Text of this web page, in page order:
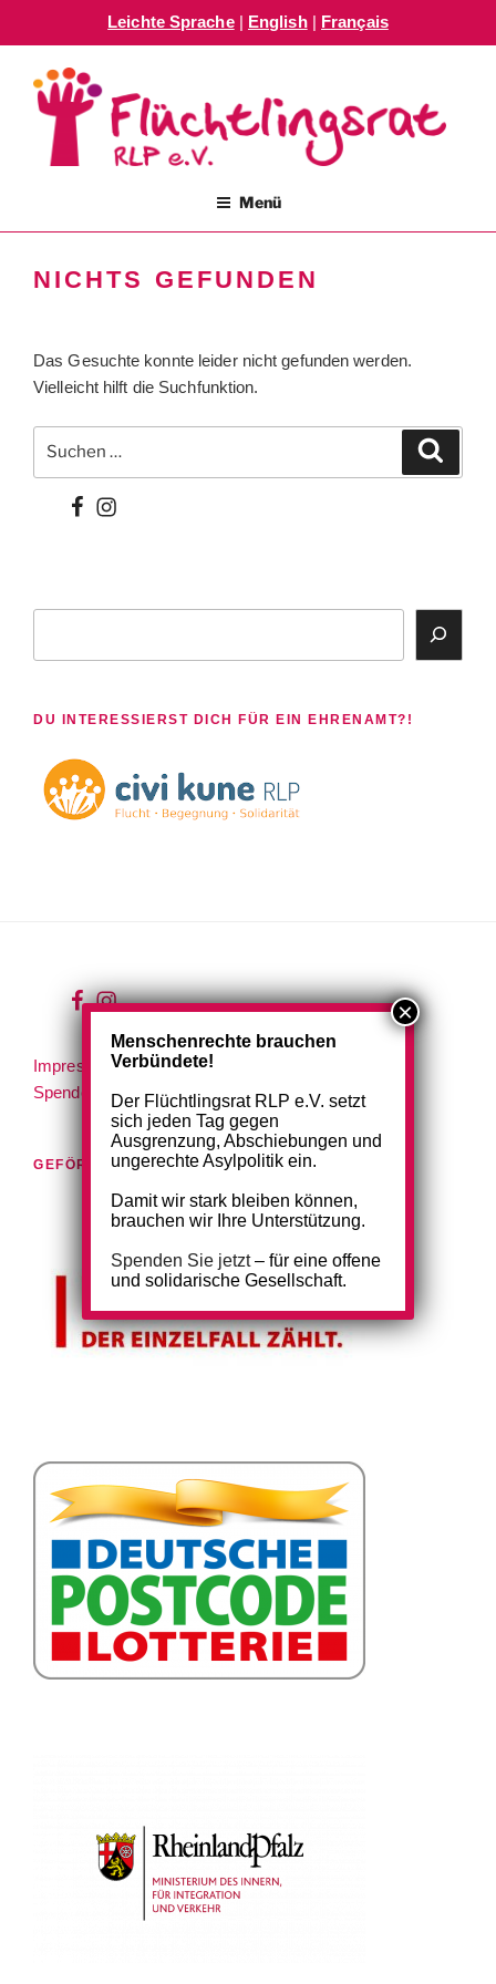
Leichte Sprache| English| Français
Inhalt
springen
FLÜCHTLINGSRAT RLP E.V.
Menü
NICHTS GEFUNDEN
Das Gesuchte konnte leider nicht gefunden werden.
Vielleicht hilft die Suchfunktion.
nach:
wir wir
DU INTERESSIERST DICH FÜR EIN EHRENAMT?!
wir
facebook
wir
auf
instagram
Impressum|Netiquette|
Spenden & Mitgliedschaft
Kontakt
GEFÖRDERT VON:
Menschenrechte brauchen
Verbündete!
Der Flüchtlingsrat RLP e.V. setzt
sich jeden Tag gegen
Ausgrenzung, Abschiebungen und
ungerechte Asylpolitik ein.
Damit wir stark bleiben können,
brauchen wir Ihre Unterstützung.
Spenden Sie jetzt– für eine offene
und solidarische Gesellschaft.